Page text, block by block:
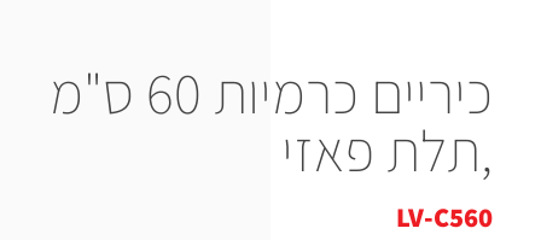
כיריים כרמיות 60 ס"מ
,תלת פאזי
LV-C560